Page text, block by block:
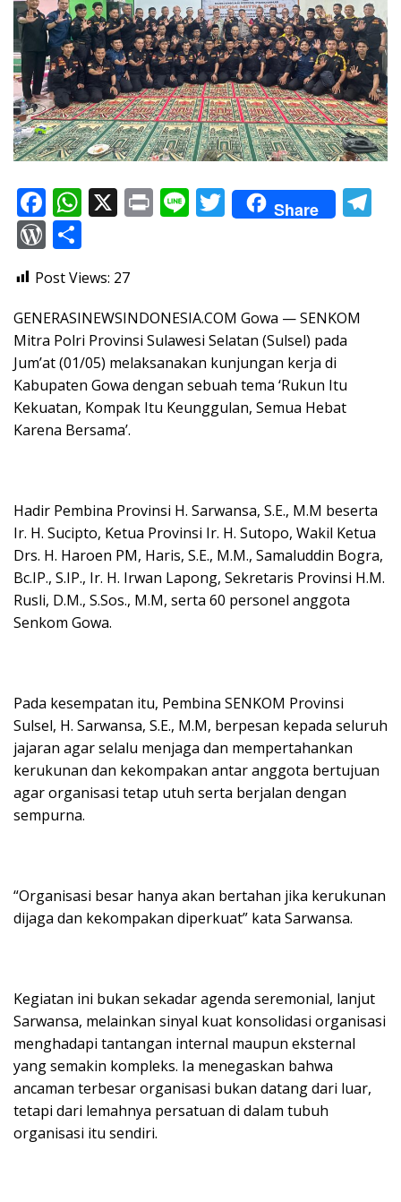
F
ac
e
b
o
o
k
W
h
s
A
p
p
X Pr
in
Li
n
T
w
Share
W
or
d
Pr
e
ss
ar
e
Post Views: 27
GENERASINEWSINDONESIA.COM Gowa — SENKOM
Mitra Polri Provinsi Sulawesi Selatan (Sulsel) pada
Jum’at (01/05) melaksanakan kunjungan kerja di
Kabupaten Gowa dengan sebuah tema ‘Rukun Itu
Kekuatan, Kompak Itu Keunggulan, Semua Hebat
Karena Bersama’.
Hadir Pembina Provinsi H. Sarwansa, S.E., M.M beserta
Ir. H. Sucipto, Ketua Provinsi Ir. H. Sutopo, Wakil Ketua
Drs. H. Haroen PM, Haris, S.E., M.M., Samaluddin Bogra,
Bc.IP., S.IP., Ir. H. Irwan Lapong, Sekretaris Provinsi H.M.
Rusli, D.M., S.Sos., M.M, serta 60 personel anggota
Senkom Gowa.
Pada kesempatan itu, Pembina SENKOM Provinsi
Sulsel, H. Sarwansa, S.E., M.M, berpesan kepada seluruh
jajaran agar selalu menjaga dan mempertahankan
kerukunan dan kekompakan antar anggota bertujuan
agar organisasi tetap utuh serta berjalan dengan
sempurna.
“Organisasi besar hanya akan bertahan jika kerukunan
dijaga dan kekompakan diperkuat” kata Sarwansa.
Kegiatan ini bukan sekadar agenda seremonial, lanjut
Sarwansa, melainkan sinyal kuat konsolidasi organisasi
menghadapi tantangan internal maupun eksternal
yang semakin kompleks. Ia menegaskan bahwa
ancaman terbesar organisasi bukan datang dari luar,
tetapi dari lemahnya persatuan di dalam tubuh
organisasi itu sendiri.